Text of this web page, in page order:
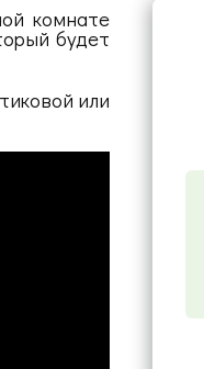
комнате
будет
или